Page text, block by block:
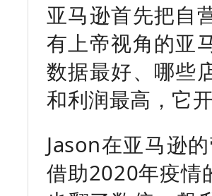
亚马逊首先把自
有上帝视角的亚
数据最好、哪些
和利润最高，它
Jason在亚马逊
借助2020年疫情